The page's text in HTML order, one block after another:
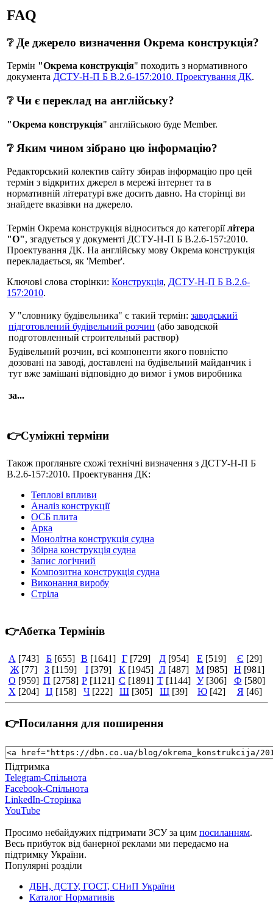
FAQ
❔ Де джерело визначення Окрема конструкція?
Термін "Окрема конструкція" походить з нормативного
документа ДСТУ-Н-П Б В.2.6-157:2010. Проектування ДК.
❔ Чи є переклад на англійську?
"Окрема конструкція" англійською буде Member.
❔ Яким чином зібрано цю інформацію?
Редакторський колектив сайту збирав інформацію про цей
термін з відкритих джерел в мережі інтернет та в
нормативній літературі вже досить давно. На сторінці ви
знайдете вказівки на джерело.
Термін Окрема конструкція відноситься до категоріїлітера
"О", згадується у документі ДСТУ-Н-П Б В.2.6-157:2010.
Проектування ДК. На англійську мову Окрема конструкція
перекладається, як 'Member'.
Ключові слова сторінки: Конструкція, ДСТУ-Н-П Б В.2.6-
157:2010.
У "словнику будівельника" є такий термін: заводський
підготовлений будівельний розчин (або заводской
подготовленный строительный раствор)
Будівельний розчин, всі компоненти якого повністю
дозовані на заводі, доставлені на будівельний майданчик і
тут вже замішані відповідно до вимог і умов виробника
за...
👉Суміжні терміни
Також прогляньте схожі технічні визначення з ДСТУ-Н-П Б
В.2.6-157:2010. Проектування ДК:
Теплові впливи
Аналіз конструкції
ОСБ плита
Арка
Монолітна конструкція судна
Збірна конструкція судна
Запис логічний
Композитна конструкція судна
Виконання виробу
Стріла
👉Абетка Термінів
А [743] Б [655] В [1641] Г [729] Д [954] Е [519] Є [29]
Ж [77] З [1159] І [379] К [1945] Л [487] М [985] Н [981]
О [959] П [2758] Р [1121] С [1891] Т [1144] У [306] Ф [580]
Х [204] Ц [158] Ч [222] Ш [305] Щ [39] Ю [42] Я [46]
👉Посилання для поширення
Підтримка
Telegram-Спільнота
Facebook-Спільнота
LinkedIn-Сторінка
YouTube
Просимо небайдужих підтримати ЗСУ за цим посиланням.
Весь прибуток від банерної реклами ми передаємо на
підтримку України.
Популярні розділи
ДБН, ДСТУ, ГОСТ, СНиП України
Каталог Нормативів